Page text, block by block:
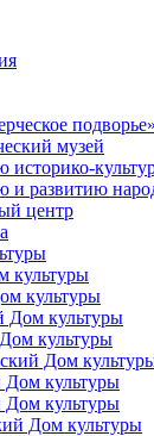
подворье»
музей
и развитию
центр
культуры
культуры
Дом культуры
культуры
Дом
Дом культуры
Дом культуры
Дом культуры